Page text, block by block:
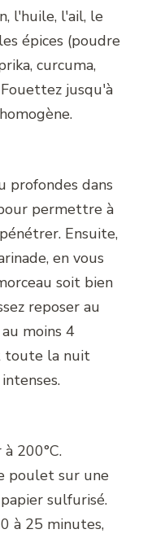
l'huile, l'ail, le
épices (poudre
curcuma,
jusqu'à
profondes dans
permettre à
Ensuite,
en vous
soit bien
reposer au
moins 4
toute la nuit
200°C.
poulet sur une
sulfurisé.
à 25 minutes,